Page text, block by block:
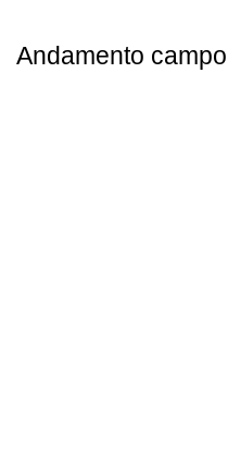
Andamento